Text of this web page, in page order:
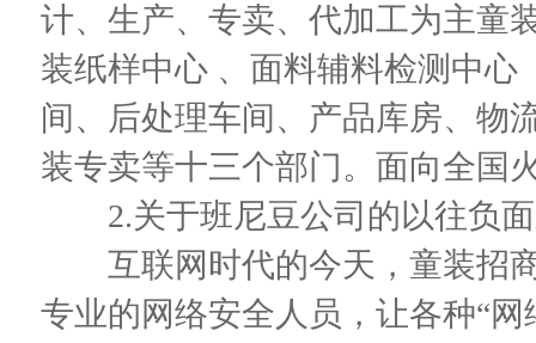
计、生产、专卖、代加工为主童
装纸样中心 、面料辅料检测中
间、后处理车间、产品库房、物
装专卖等十三个部门。面向全国
2.关于班尼豆公司的以往负
互联网时代的今天，童装招商
专业的网络安全人员，让各种“